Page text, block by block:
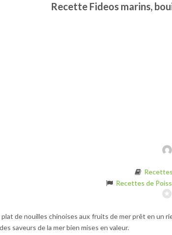
Recette Fideos marins,
Recettes de
plat de nouilles chinoises aux fruits de mer prêt en un
saveurs de la mer bien mises en valeur.